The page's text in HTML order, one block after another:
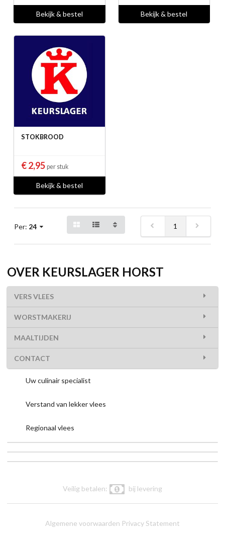
Bekijk & bestel Bekijk & bestel
STOKBROOD
€ 2,95 per stuk
Bekijk & bestel
Per: 24 1
OVER KEURSLAGER HORST
VERS VLEES
WORSTMAKERIJ
MAALTIJDEN
CONTACT
Uw culinair specialist
Verstand van lekker vlees
Regionaal vlees
Veilig betalen: bij levering
Algemene voorwaarden Privacy Statement